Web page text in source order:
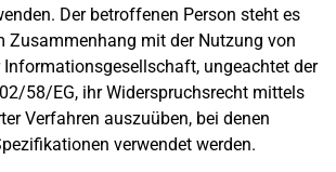
Der betroffenen Person steht es
Zusammenhang mit der Nutzung von
Informationsgesellschaft, ungeachtet der
58/EG, ihr Widerspruchsrecht mittels
Verfahren auszuüben, bei denen
verwendet werden.